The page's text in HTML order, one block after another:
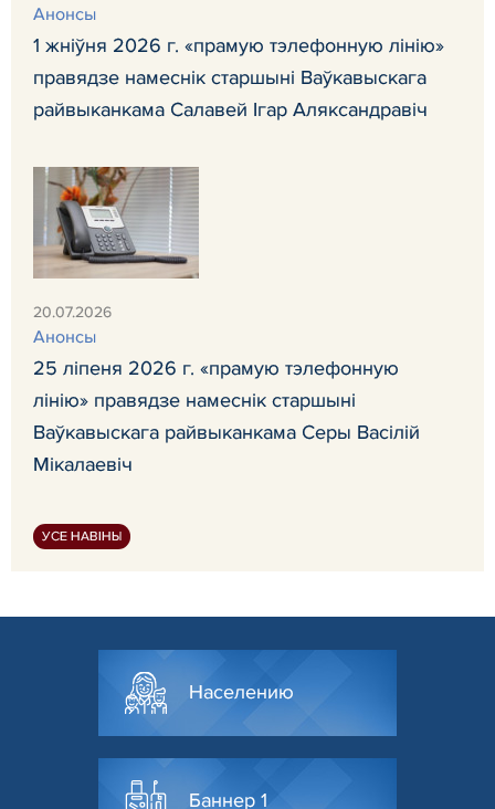
Анонсы
1 жніўня 2026 г. «прамую тэлефонную лінію»
правядзе намеснік старшыні Ваўкавыскага
райвыканкама Салавей Ігар Аляксандравіч
20.07.2026
Анонсы
25 ліпеня 2026 г. «прамую тэлефонную
лінію» правядзе намеснік старшыні
Ваўкавыскага райвыканкама Серы Васілій
Мікалаевіч
УСЕ НАВІНЫ
Населению
Баннер 1